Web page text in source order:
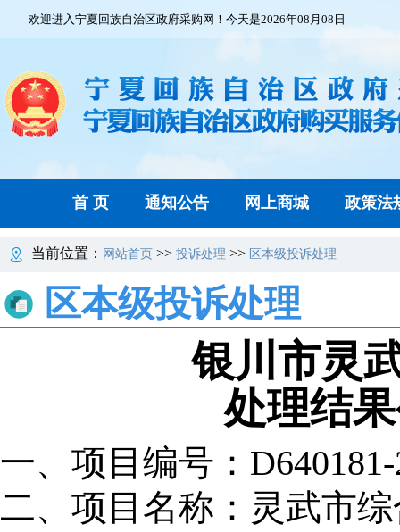
欢迎进入宁夏回族自治区政府采购网！今天是2026年08月08日
首 页 通知公告 网上商城 政策法
当前位置： 网站首页 >> 投诉处理 >> 区本级投诉处理
区本级投诉处理
银川市灵
处理结
一、项目编号：
二、项目名称： 灵武市